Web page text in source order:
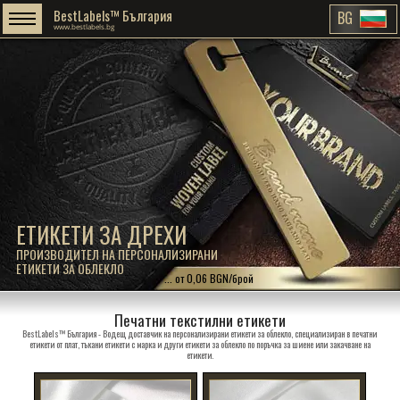
ЕТИКЕТИ ЗА ДРЕХИ
ПРОИЗВОДИТЕЛ НА ПЕРСОНАЛИЗИРАНИ
ЕТИКЕТИ ЗА ОБЛЕКЛО
BestLabels™ България
www.bestlabels.bg BG
... от 0,06 BGN/брой
Печатни текстилни етикети
BestLabels™ България - Водещ доставчик на персонализирани етикети за облекло, специализиран в печатни
етикети от плат, тъкани етикети с марка и други етикети за облекло по поръчка за шиене или закачване на
етикети.